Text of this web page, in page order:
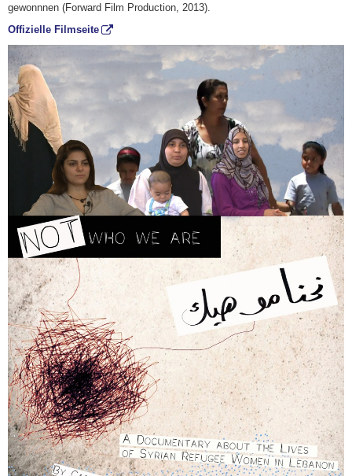
gewonnnen (Forward Film Production, 2013).
Offizielle Filmseite